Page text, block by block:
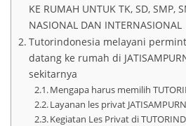
KE RUMAH UNTUK TK, SD, SMP,
NASIONAL DAN INTERNASIONAL
Tutorindonesia melayani
datang ke rumah di
sekitarnya
Mengapa harus memilih
Layanan les privat
Kegiatan Les Privat di